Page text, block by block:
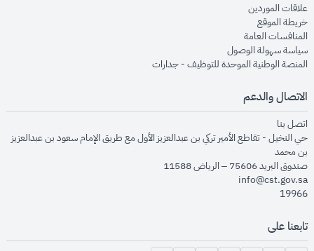
علاقات الموردينopens in new window
خريطة الموقعopens in new window
المنافسات العامةopens in new window
سياسة سهولة الوصولopens in new window
المنصة الوطنية الموحدة للتوظيف - جداراتopens in new window
الاتصال والدعم
اتصل بنا
حي النخيل - تقاطع الأمير تركي بن عبدالعزيز الأول مع طريق الإمام سعود بن عبدالعزيز
بن محمد
صندوق البريد 75606 – الرياض 11588
info@cst.gov.sa
19966
تابعنا على